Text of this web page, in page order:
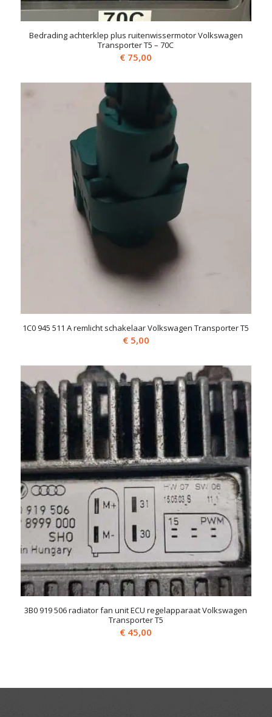
Bedrading achterklep plus ruitenwissermotor Volkswagen
Transporter T5 – 70C
€ 75,00
1C0 945 511 A remlicht schakelaar Volkswagen Transporter T5
€5,00
3B0 919 506 radiator fan unit ECU regelapparaat Volkswagen
Transporter T5
€ 45,00